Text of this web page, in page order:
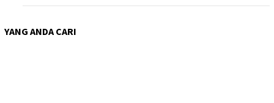
YANG ANDA CARI